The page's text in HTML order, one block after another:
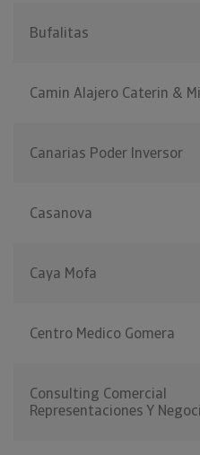
Bufalitas
Camin Alajero Caterin &
Canarias Poder Inversor
Casanova
Caya Mofa
Centro Medico Gomera
Consulting Comercial
Representaciones Y